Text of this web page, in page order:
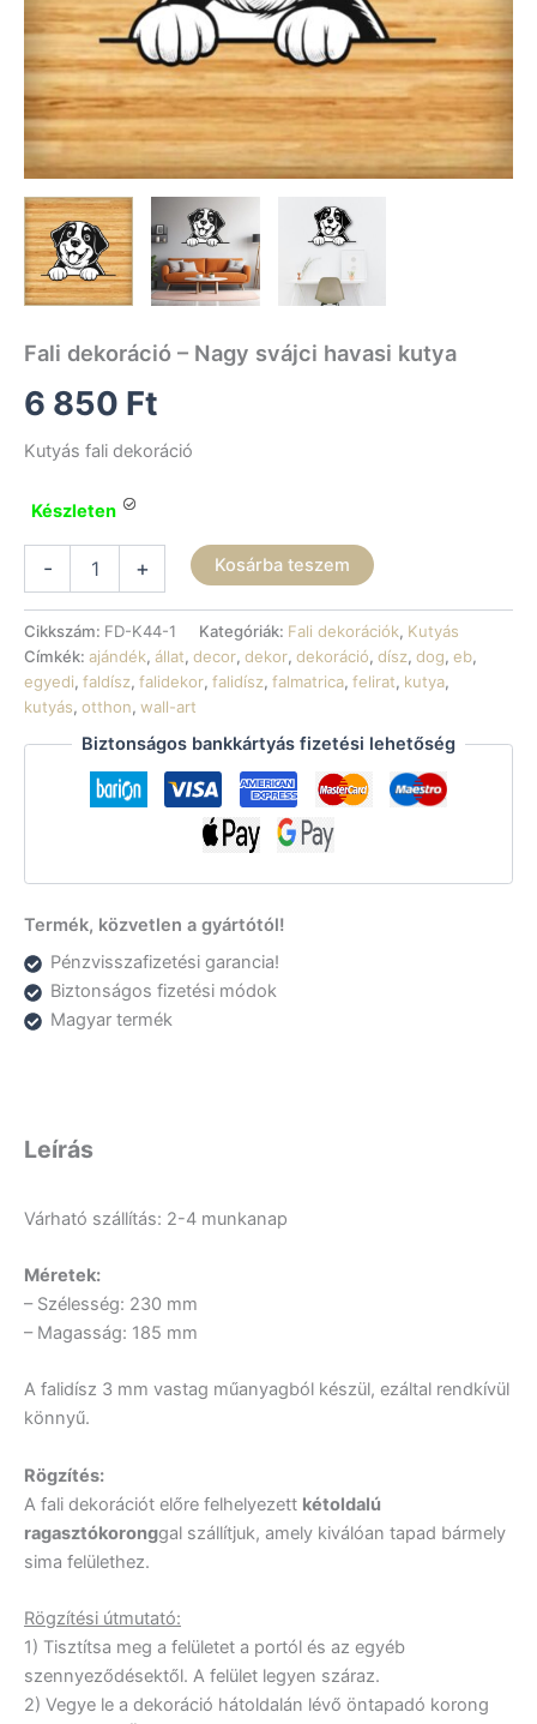
Fali dekoráció – Nagy svájci havasi kutya
6 850 Ft
Kutyás fali dekoráció
Készleten
-
dekoráció
Nagy
svájci
havasi
kutya
mennyiség
+ Kosárba teszem
Cikkszám: FD-K44-1 Kategóriák: Fali dekorációk, Kutyás
Címkék: ajándék, állat, decor, dekor, dekoráció, dísz, dog, eb,
egyedi, faldísz, falidekor, falidísz, falmatrica, felirat, kutya,
kutyás, otthon, wall-art
Biztonságos bankkártyás fizetési lehetőség
Termék, közvetlen a gyártótól!
Pénzvisszafizetési garancia!
Biztonságos fizetési módok
Magyar termék
Leírás
Várható szállítás: 2-4 munkanap
Méretek:
– Szélesség: 230 mm
– Magasság: 185 mm
A falidísz 3 mm vastag műanyagból készül, ezáltal rendkívül
könnyű.
Rögzítés:
A fali dekorációt előre felhelyezett kétoldalú
ragasztókoronggal szállítjuk, amely kiválóan tapad bármely
sima felülethez.
Rögzítési útmutató:
1) Tisztítsa meg a felületet a portól és az egyéb
szennyeződésektől. A felület legyen száraz.
2) Vegye le a dekoráció hátoldalán lévő öntapadó korong